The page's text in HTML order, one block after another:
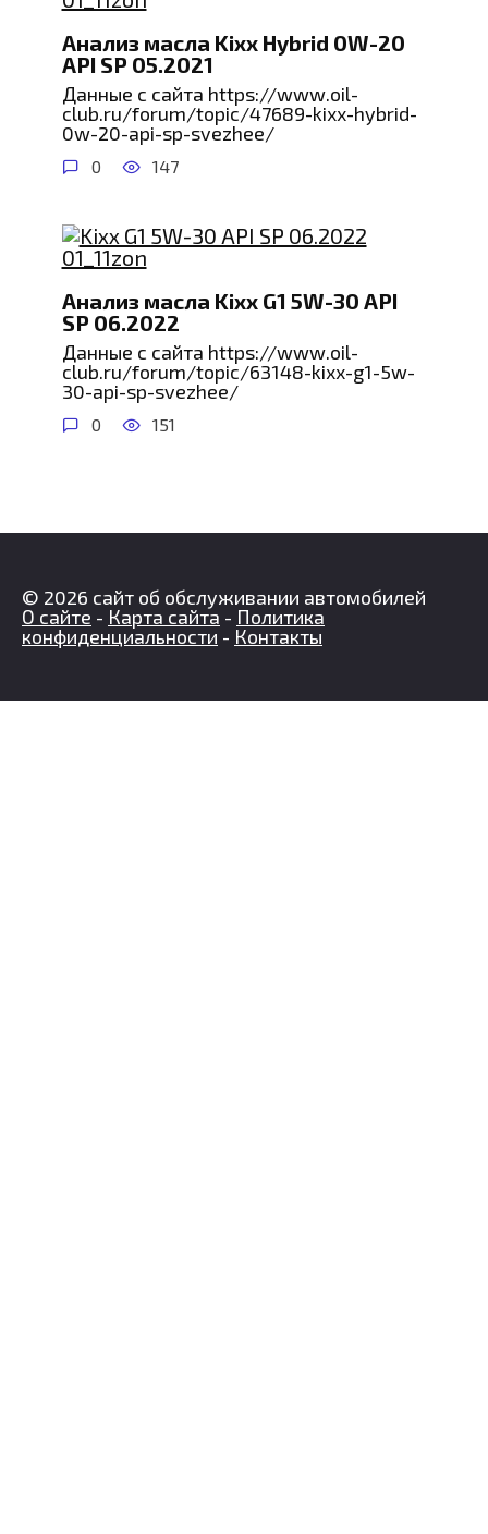
Анализ масла Kixx Hybrid 0W-20
API SP 05.2021
Данные с сайта https://www.oil-
club.ru/forum/topic/47689-kixx-hybrid-
0w-20-api-sp-svezhee/
0 147
Анализ масла Kixx G1 5W-30 API
SP 06.2022
Данные с сайта https://www.oil-
club.ru/forum/topic/63148-kixx-g1-5w-
30-api-sp-svezhee/
0 151
© 2026 сайт об обслуживании автомобилей
О сайте - Карта сайта - Политика
конфиденциальности - Контакты